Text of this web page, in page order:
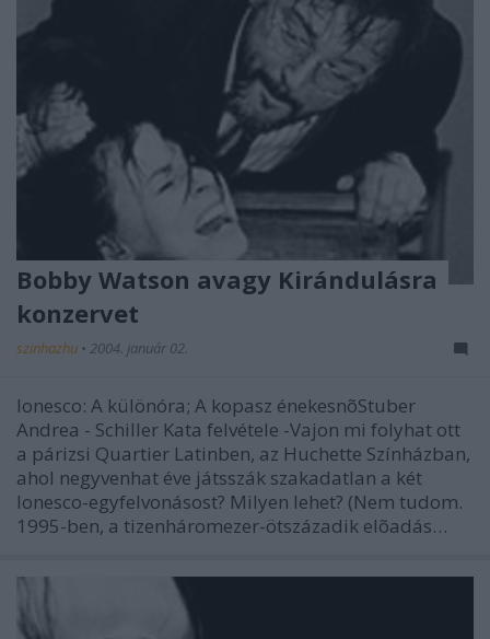
Bobby Watson avagy Kirándulásra
konzervet
szinhazhu • 2004. január 02.
Ionesco: A különóra; A kopasz énekesnõStuber
Andrea - Schiller Kata felvétele -Vajon mi folyhat ott
a párizsi Quartier Latinben, az Huchette Színházban,
ahol negyvenhat éve játsszák szakadatlan a két
Ionesco-egyfelvonásost? Milyen lehet? (Nem tudom.
1995-ben, a tizenháromezer-ötszázadik elõadás…